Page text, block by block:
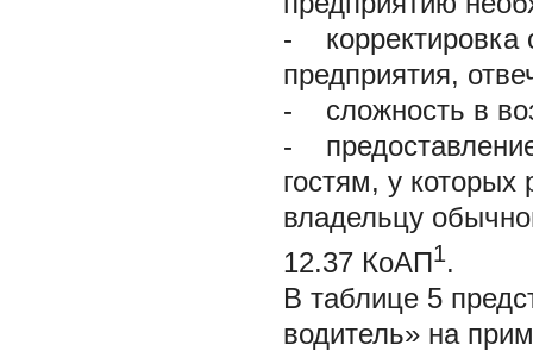
-
корректировка
предприятия,
-
сложность в
-
гостям, у
владельцу
12.37 КоАП1.
В таблице 5
водитель» на